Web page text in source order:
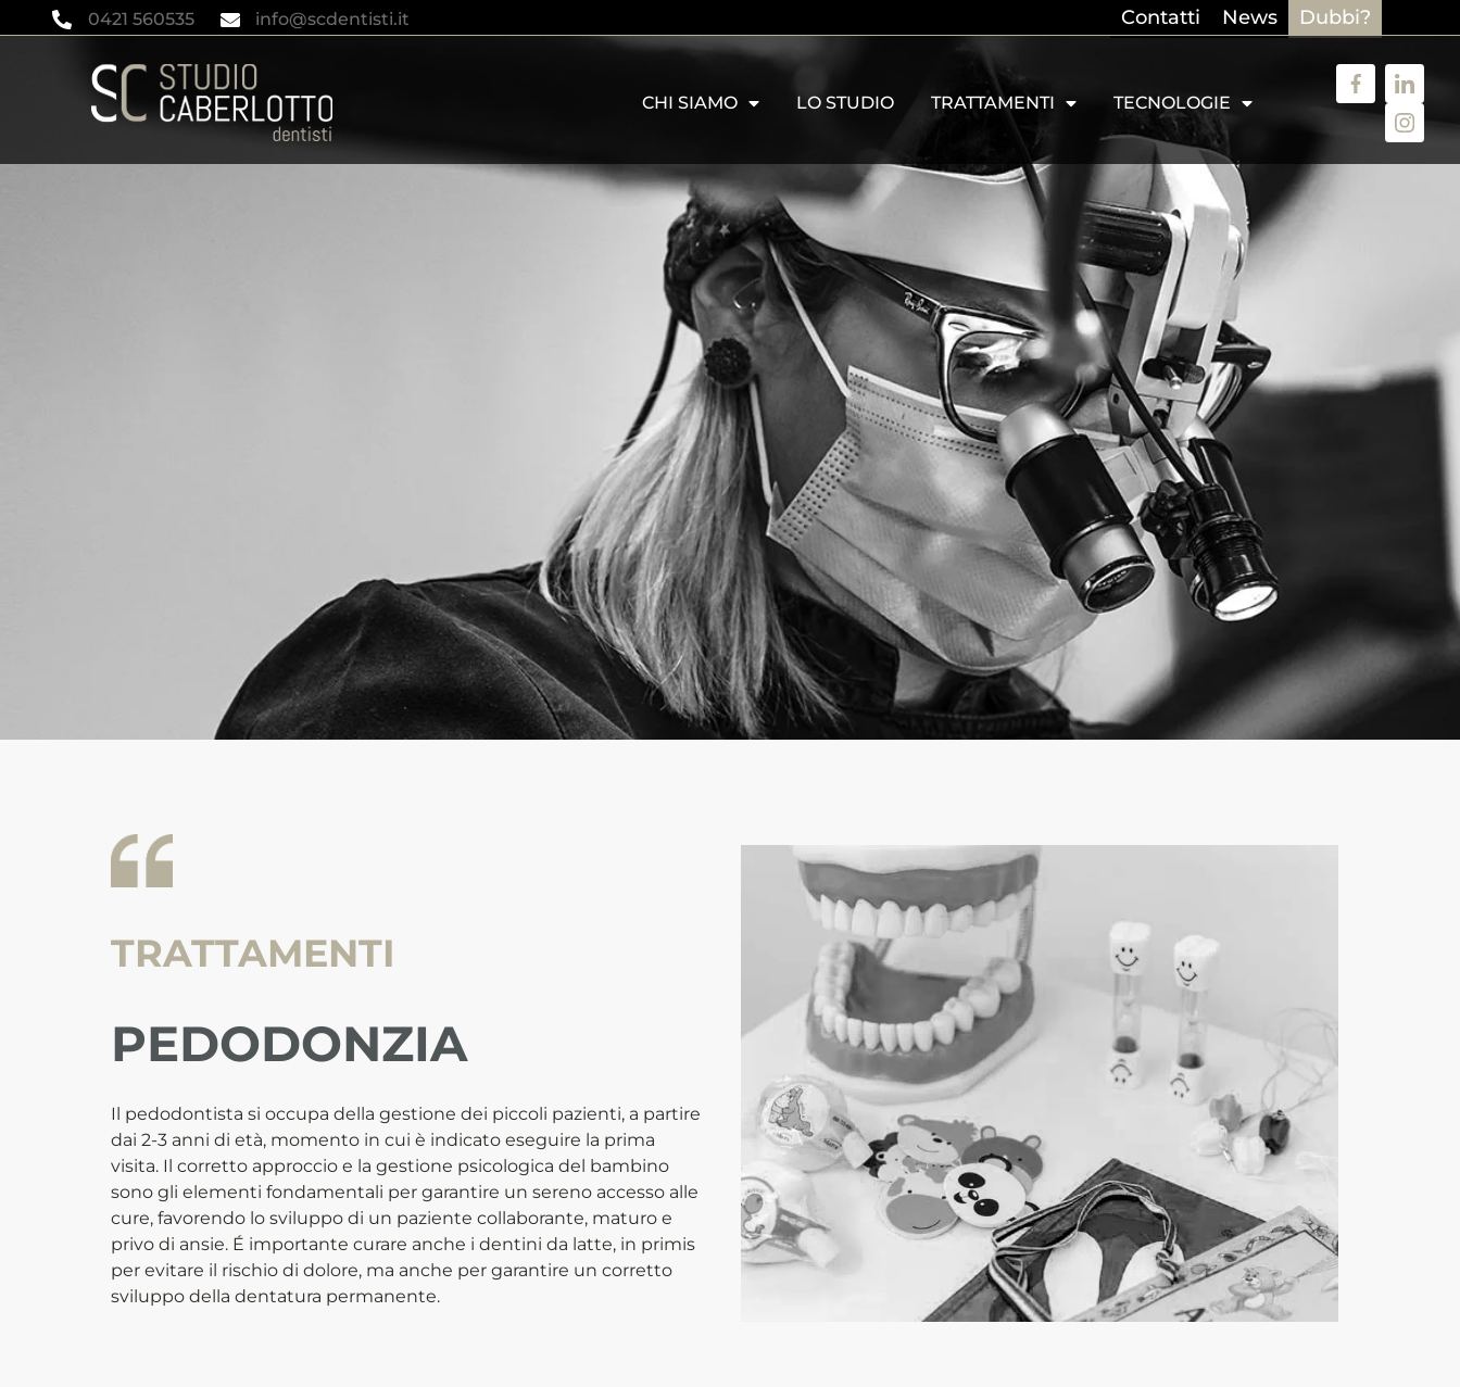
0421 560535 info@scdentisti.it Contatti News Dubbi?
CHI SIAMO LO STUDIO TRATTAMENTI TECNOLOGIE
TRATTAMENTI
PEDODONZIA
Il pedodontista si occupa della gestione dei piccoli pazienti, a partire
dai 2-3 anni di età, momento in cui è indicato eseguire la prima
visita. Il corretto approccio e la gestione psicologica del bambino
sono gli elementi fondamentali per garantire un sereno accesso alle
cure, favorendo lo sviluppo di un paziente collaborante, maturo e
privo di ansie. É importante curare anche i dentini da latte, in primis
per evitare il rischio di dolore, ma anche per garantire un corretto
sviluppo della dentatura permanente.